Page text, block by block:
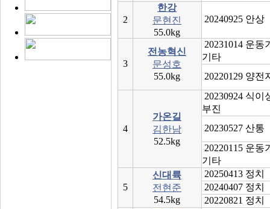
2
한강
문현진
55.0kg
20240925 안상
3
전농혁신
문성호
55.0kg
20231014 운동
기타
20220129 양전
4
가온길
김한남
52.5kg
20230924 식이
부진
20230527 산통
20220115 운동
기타
5
신대륙
전현준
54.5kg
20250413 정치
20240407 정치
20220821 정치